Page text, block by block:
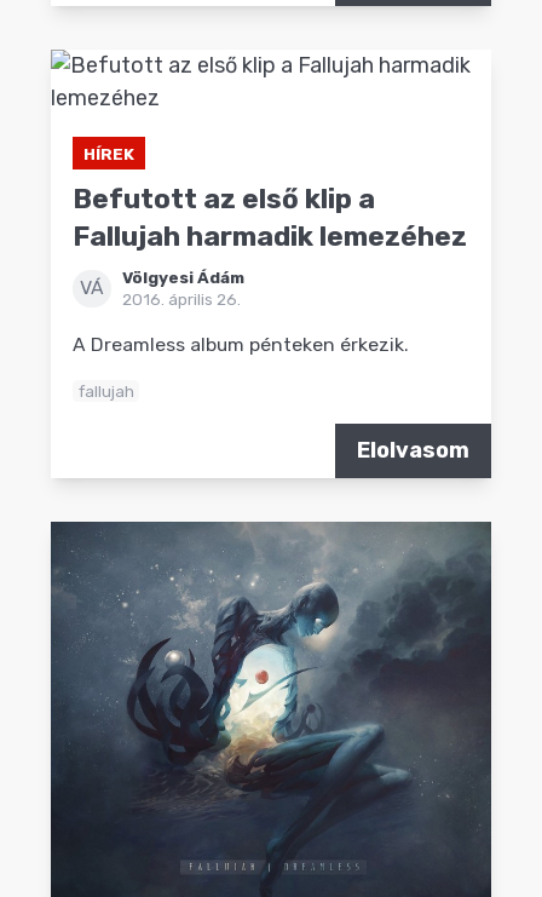
HÍREK
Befutott az első klip a
Fallujah harmadik lemezéhez
VÁ
Völgyesi Ádám
2016. április 26.
A Dreamless album pénteken érkezik.
fallujah
Elolvasom